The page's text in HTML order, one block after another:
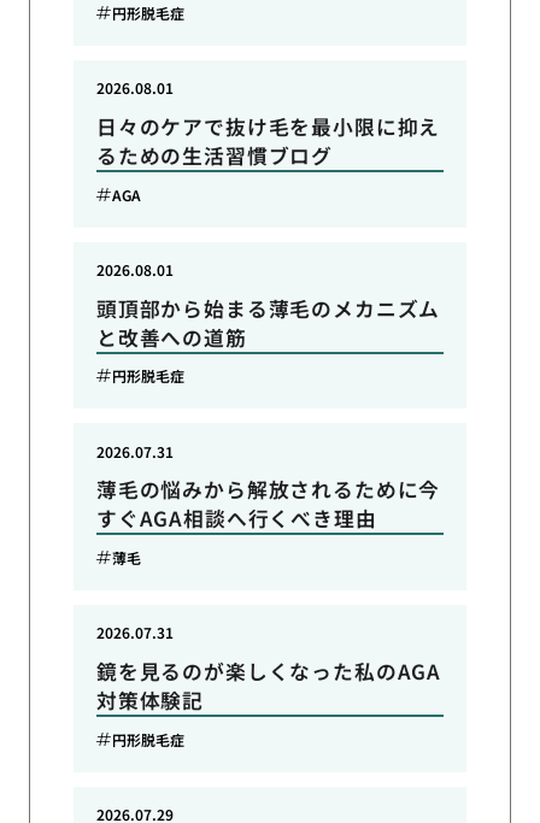
円形脱毛症
日々のケアで抜け毛を最小限に抑え
るための生活習慣ブログ
2026.08.01
AGA
頭頂部から始まる薄毛のメカニズム
と改善への道筋
2026.08.01
円形脱毛症
薄毛の悩みから解放されるために今
すぐAGA相談へ行くべき理由
2026.07.31
薄毛
鏡を見るのが楽しくなった私のAGA
対策体験記
2026.07.31
円形脱毛症
2026.07.29